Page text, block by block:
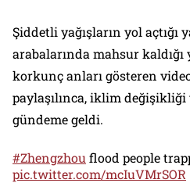
Şiddetli yağışların yol açtığı
arabalarında mahsur
korkunç anları gösteren
paylaşılınca, iklim değişikliği
gündeme geldi.
#Zhengzhou flood people
pic.twitter.com/mcIuVMrSOR